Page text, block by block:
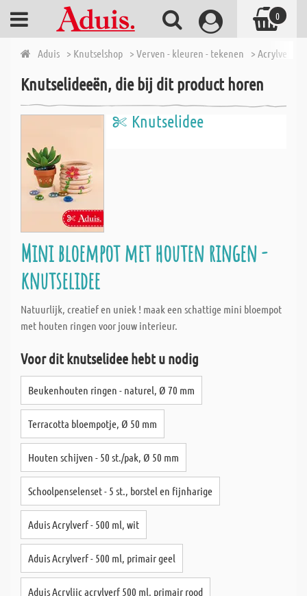
Aduis > Knutselshop > Verven - kleuren - tekenen > Acrylverf
Knutselideeën, die bij dit product horen
Knutselidee
Mini bloempot met houten ringen -
knutselidee
Natuurlijk, creatief en uniek ! maak een schattige mini bloempot
met houten ringen voor jouw interieur.
Voor dit knutselidee hebt u nodig
Beukenhouten ringen - naturel, Ø 70 mm
Terracotta bloempotje, Ø 50 mm
Houten schijven - 50 st./pak, Ø 50 mm
Schoolpenselenset - 5 st., borstel en fijnharige
Aduis Acrylverf - 500 ml, wit
Aduis Acrylverf - 500 ml, primair geel
Aduis Acryliic acrylverf 500 ml, primair rood
0